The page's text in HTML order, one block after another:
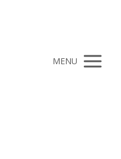
MENU